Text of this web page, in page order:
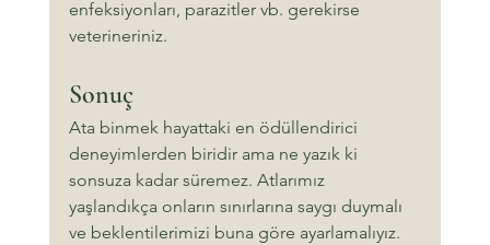
enfeksiyonları, parazitler vb. gerekirse
veterineriniz.
Sonuç
Ata binmek hayattaki en ödüllendirici
deneyimlerden biridir ama ne yazık ki
sonsuza kadar süremez. Atlarımız
yaşlandıkça onların sınırlarına saygı duymalı
ve beklentilerimizi buna göre ayarlamalıyız.